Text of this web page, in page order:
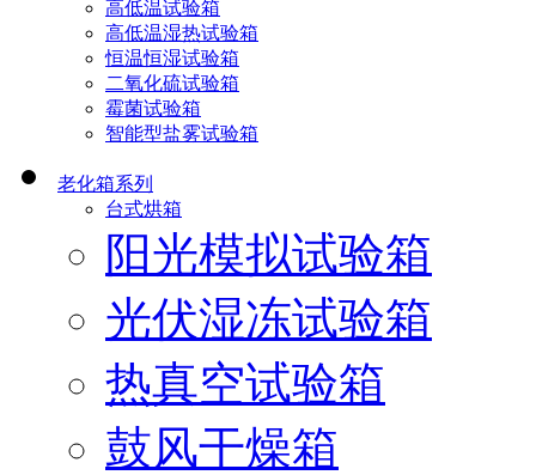
高低温试验箱
高低温湿热试验箱
恒温恒湿试验箱
二氧化硫试验箱
霉菌试验箱
智能型盐雾试验箱
老化箱系列
台式烘箱
阳光模拟试验箱
光伏湿冻试验箱
热真空试验箱
鼓风干燥箱